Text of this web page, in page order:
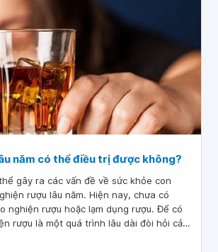
năm có thể điều trị được không?
gây ra các vấn đề về sức khỏe con
rượu lâu năm. Hiện nay, chưa có
nghiện rượu hoặc lạm dụng rượu. Để có
rượu là một quá trình lâu dài đòi hỏi cả